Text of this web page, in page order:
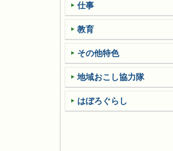
仕事
教育
その他特色
地域おこし協力隊
はぼろぐらし